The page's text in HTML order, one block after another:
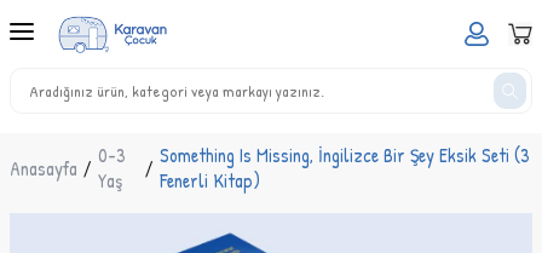
Anasayfa / 0-3
Yaş
/ Something Is Missing, İngilizce Bir Şey Eksik Seti (3
Fenerli Kitap)